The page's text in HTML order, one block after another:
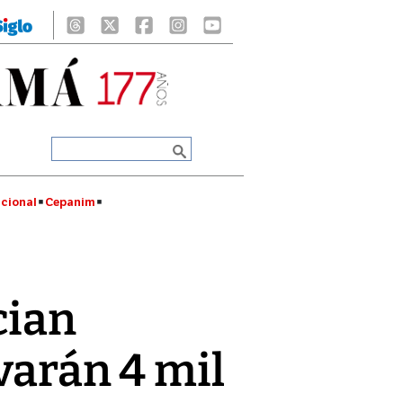
Cepanim
4 mil